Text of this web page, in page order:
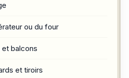
ou du four
balcons
et tiroirs